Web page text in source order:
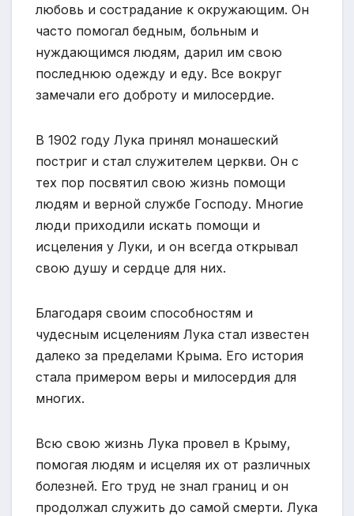
любовь и сострадание к окружающим. Он
часто помогал бедным, больным и
нуждающимся людям, дарил им свою
последнюю одежду и еду. Все вокруг
замечали его доброту и милосердие.
В 1902 году Лука принял монашеский
постриг и стал служителем церкви. Он с
тех пор посвятил свою жизнь помощи
людям и верной службе Господу. Многие
люди приходили искать помощи и
исцеления у Луки, и он всегда открывал
свою душу и сердце для них.
Благодаря своим способностям и
чудесным исцелениям Лука стал известен
далеко за пределами Крыма. Его история
стала примером веры и милосердия для
многих.
Всю свою жизнь Лука провел в Крыму,
помогая людям и исцеляя их от различных
болезней. Его труд не знал границ и он
продолжал служить до самой смерти. Лука